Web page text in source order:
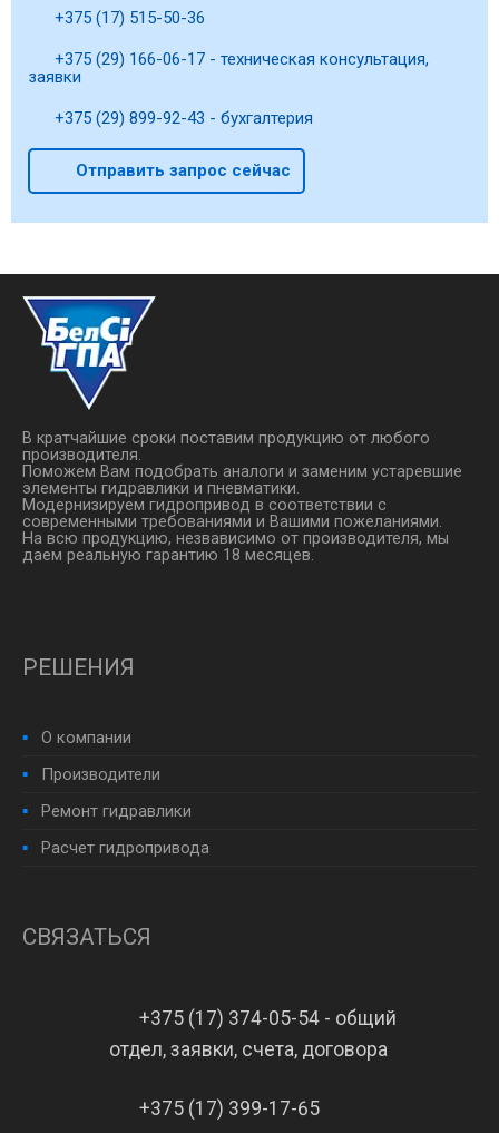
+375 (17) 515-50-36
+375 (29) 166-06-17 - техническая консультация,
заявки
+375 (29) 899-92-43 - бухгалтерия
Отправить запрос сейчас
В кратчайшие сроки поставим продукцию от любого
производителя.
Поможем Вам подобрать аналоги и заменим устаревшие
элементы гидравлики и пневматики.
Модернизируем гидропривод в соответствии с
современными требованиями и Вашими пожеланиями.
На всю продукцию, незвависимо от производителя, мы
даем реальную гарантию 18 месяцев.
РЕШЕНИЯ
О компании
Производители
Ремонт гидравлики
Расчет гидропривода
СВЯЗАТЬСЯ
+375 (17) 374-05-54 - общий
отдел, заявки, счета, договора
+375 (17) 399-17-65